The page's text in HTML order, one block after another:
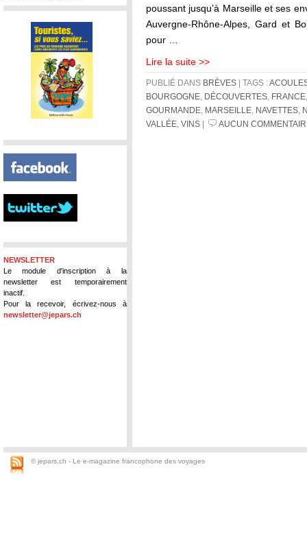
NEWSLETTER
Le module d'inscription à la
newsletter est temporairement
inactif.
Pour la recevoir, écrivez-nous à
newsletter@jepars.ch
poussant jusqu’à Marseille et ses
Auvergne-Rhône-Alpes, Gard et
pour …
Lire la suite >>
PUBLIÉ DANS BRÈVES | TAGS :
BOURGOGNE
DÉCOUVERTES FRANCE
GOURMANDE
MARSEILLE NAVETTES
VALLÉE VINS AUCUN
© jepars.ch - Le e-magazine francophone des voyages